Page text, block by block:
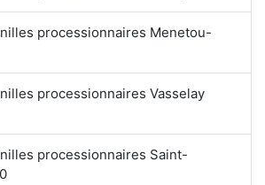
processionnaires Menetou-
processionnaires Vasselay
processionnaires Saint-